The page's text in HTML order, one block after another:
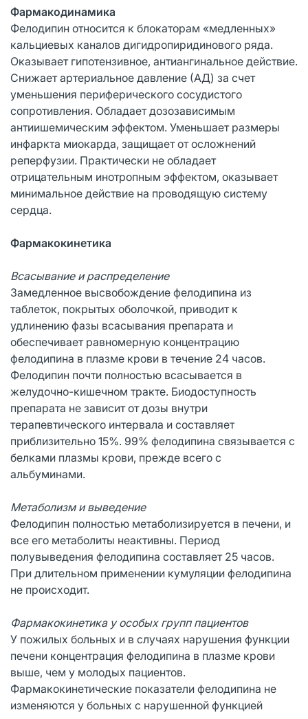
Фармакодинамика
Фелодипин относится к блокаторам «медленных»
кальциевых каналов дигидропиридинового ряда.
Оказывает гипотензивное, антиангинальное действие.
Снижает артериальное давление (АД) за счет
уменьшения периферического сосудистого
сопротивления. Обладает дозозависимым
антиишемическим эффектом. Уменьшает размеры
инфаркта миокарда, защищает от осложнений
реперфузии. Практически не обладает
отрицательным инотропным эффектом, оказывает
минимальное действие на проводящую систему
сердца.
Фармакокинетика
Всасывание и распределение
Замедленное высвобождение фелодипина из
таблеток, покрытых оболочкой, приводит к
удлинению фазы всасывания препарата и
обеспечивает равномерную концентрацию
фелодипина в плазме крови в течение 24 часов.
Фелодипин почти полностью всасывается в
желудочно-кишечном тракте. Биодоступность
препарата не зависит от дозы внутри
терапевтического интервала и составляет
приблизительно 15%. 99% фелодипина связывается с
белками плазмы крови, прежде всего с
альбуминами.
Метаболизм и выведение
Фелодипин полностью метаболизируется в печени, и
все его метаболиты неактивны. Период
полувыведения фелодипина составляет 25 часов.
При длительном применении кумуляции фелодипина
не происходит.
Фармакокинетика у особых групп пациентов
У пожилых больных и в случаях нарушения функции
печени концентрация фелодипина в плазме крови
выше, чем у молодых пациентов.
Фармакокинетические показатели фелодипина не
изменяются у больных с нарушенной функцией